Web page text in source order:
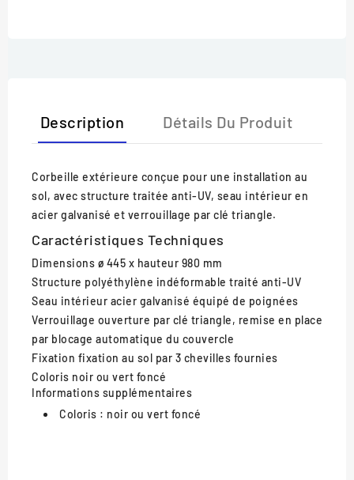
Description Détails Du Produit
Corbeille extérieure conçue pour une installation au
sol, avec structure traitée anti-UV, seau intérieur en
acier galvanisé et verrouillage par clé triangle.
Caractéristiques Techniques
Dimensions ø 445 x hauteur 980 mm
Structure polyéthylène indéformable traité anti-UV
Seau intérieur acier galvanisé équipé de poignées
Verrouillage ouverture par clé triangle, remise en place
par blocage automatique du couvercle
Fixation fixation au sol par 3 chevilles fournies
Coloris noir ou vert foncé
Informations supplémentaires
Coloris : noir ou vert foncé